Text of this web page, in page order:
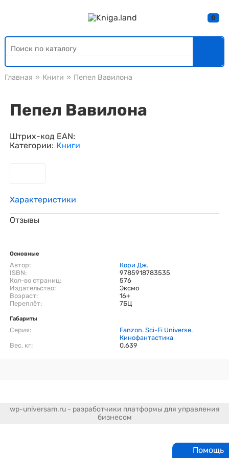
0
Главная » Книги » Пепел Вавилона
Пепел Вавилона
Штрих-код EAN:
Категории: Книги
Характеристики
Отзывы
Основные
Автор:
Кори Дж.
ISBN:
9785918783535
Кол-во страниц:
576
Издательство:
Эксмо
Возраст:
16+
Переплёт:
7БЦ
Габариты
Серия:
Fanzon. Sci-Fi Universe.
Кинофантастика
Вес, кг:
0.639
Помощь
wp-universam.ru - разработчики платформы для управления
бизнесом